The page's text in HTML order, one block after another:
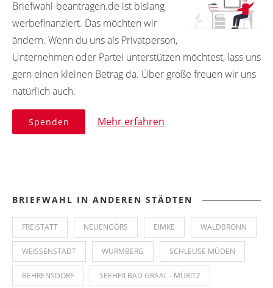
Briefwahl-beantragen.de ist bislang
werbefinanziert. Das möchten wir
ändern. Wenn du uns als Privatperson,
Unternehmen oder Partei unterstützen möchtest, lass uns
gern einen kleinen Betrag da. Über große freuen wir uns
natürlich auch.
Spenden Mehr erfahren
BRIEFWAHL IN ANDEREN STÄDTEN
FREISTATT NEUENGÖRS EIMKE WALDBRONN
WEISSENSTADT WURMBERG SCHLEUSE MÜDEN
BEHRENSDORF SEEHEILBAD GRAAL - MÜRITZ